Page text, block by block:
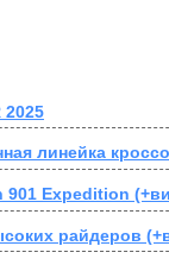
2025
линейка
901 Expedition
райдеров